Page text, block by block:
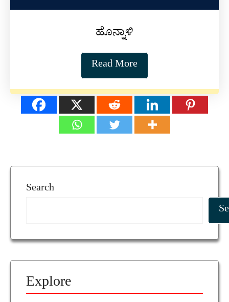
ಹೊನ್ನಾಳಿ
Read More
Search
Explore